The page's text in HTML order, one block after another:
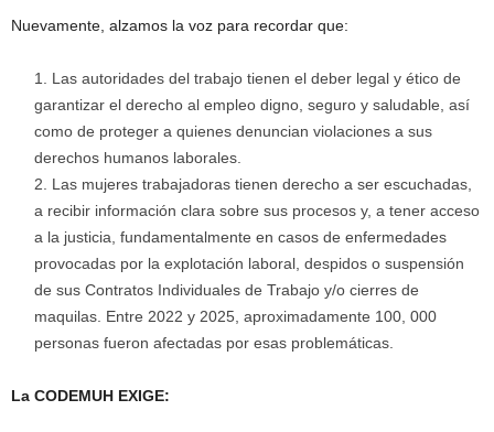
Nuevamente, alzamos la voz para recordar que:
Las autoridades del trabajo tienen el deber legal y ético de
garantizar el derecho al empleo digno, seguro y saludable, así
como de proteger a quienes denuncian violaciones a sus
derechos humanos laborales.
Las mujeres trabajadoras tienen derecho a ser escuchadas,
a recibir información clara sobre sus procesos y, a tener acceso
a la justicia, fundamentalmente en casos de enfermedades
provocadas por la explotación laboral, despidos o suspensión
de sus Contratos Individuales de Trabajo y/o cierres de
maquilas. Entre 2022 y 2025, aproximadamente 100, 000
personas fueron afectadas por esas problemáticas.
La CODEMUH EXIGE: